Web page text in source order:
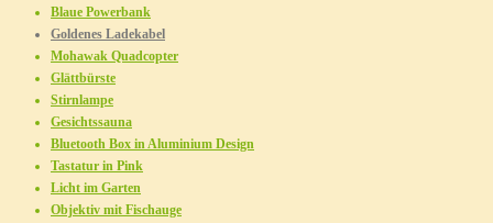
Blaue Powerbank
Goldenes Ladekabel
Mohawak Quadcopter
Glättbürste
Stirnlampe
Gesichtssauna
Bluetooth Box in Aluminium Design
Tastatur in Pink
Licht im Garten
Objektiv mit Fischauge